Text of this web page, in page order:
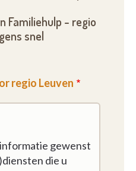
Familiehulp - regio
snel
regio Leuven